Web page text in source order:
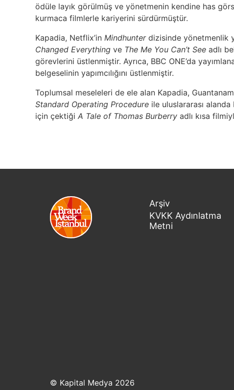
ödüle layık görülmüş ve yönetmenin kendine has
kurmaca filmlerle kariyerini sürdürmüştür.
Kapadia, Netflix’in Mindhunterdizisinde yönetmenlik
Changed Everything ve The Me You Can’t See adlı
görevlerini üstlenmiştir. Ayrıca, BBC ONE’da
belgeselinin yapımcılığını üstlenmiştir.
Toplumsal meseleleri de ele alan Kapadia,
Standard Operating Procedure ile uluslararası
için çektiği A Tale of Thomas Burberry adlı kısa
Arşiv
KVKK Aydınlatma
Metni
© Kapital Medya 2026